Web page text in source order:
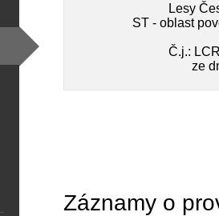
Lesy
ST - oblast
Č.j.:
ze
Záznamy o